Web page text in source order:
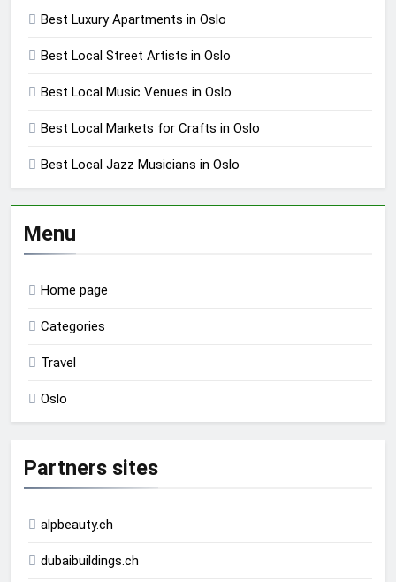
Best Luxury Apartments in Oslo
Best Local Street Artists in Oslo
Best Local Music Venues in Oslo
Best Local Markets for Crafts in Oslo
Best Local Jazz Musicians in Oslo
Menu
Home page
Categories
Travel
Oslo
Partners sites
alpbeauty.ch
dubaibuildings.ch